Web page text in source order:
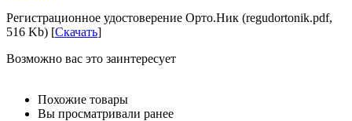
Регистрационное удостоверение Орто.Ник (regudortonik.pdf,
516 Kb) [Скачать]
Возможно вас это заинтересует
Похожие товары
Вы просматривали ранее